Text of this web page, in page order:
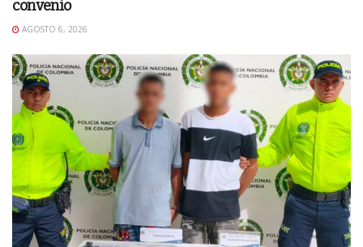
convenio
AGOSTO 6, 2026